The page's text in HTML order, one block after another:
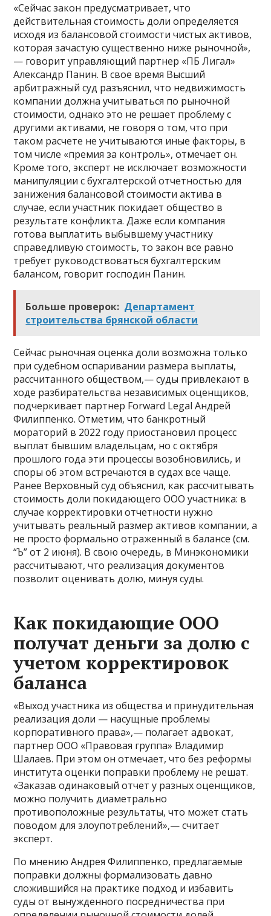
«Сейчас закон предусматривает, что
действительная стоимость доли определяется
исходя из балансовой стоимости чистых активов,
которая зачастую существенно ниже рыночной»,
— говорит управляющий партнер «ПБ Лигал»
Александр Панин. В свое время Высший
арбитражный суд разъяснил, что недвижимость
компании должна учитываться по рыночной
стоимости, однако это не решает проблему с
другими активами, не говоря о том, что при
таком расчете не учитываются иные факторы, в
том числе «премия за контроль», отмечает он.
Кроме того, эксперт не исключает возможности
манипуляции с бухгалтерской отчетностью для
занижения балансовой стоимости актива в
случае, если участник покидает общество в
результате конфликта. Даже если компания
готова выплатить выбывшему участнику
справедливую стоимость, то закон все равно
требует руководствоваться бухгалтерским
балансом, говорит господин Панин.
Больше проверок: Департамент
строительства брянской области
Сейчас рыночная оценка доли возможна только
при судебном оспаривании размера выплаты,
рассчитанного обществом,— суды привлекают в
ходе разбирательства независимых оценщиков,
подчеркивает партнер Forward Legal Андрей
Филиппенко. Отметим, что банкротный
мораторий в 2022 году приостановил процесс
выплат бывшим владельцам, но с октября
прошлого года эти процессы возобновились, и
споры об этом встречаются в судах все чаще.
Ранее Верховный суд объяснил, как рассчитывать
стоимость доли покидающего ООО участника: в
случае корректировки отчетности нужно
учитывать реальный размер активов компании, а
не просто формально отраженный в балансе (см.
“Ъ” от 2 июня). В свою очередь, в Минэкономики
рассчитывают, что реализация документов
позволит оценивать долю, минуя суды.
Как покидающие ООО
получат деньги за долю с
учетом корректировок
баланса
«Выход участника из общества и принудительная
реализация доли — насущные проблемы
корпоративного права»,— полагает адвокат,
партнер ООО «Правовая группа» Владимир
Шалаев. При этом он отмечает, что без реформы
института оценки поправки проблему не решат.
«Заказав одинаковый отчет у разных оценщиков,
можно получить диаметрально
противоположные результаты, что может стать
поводом для злоупотреблений»,— считает
эксперт.
По мнению Андрея Филиппенко, предлагаемые
поправки должны формализовать давно
сложившийся на практике подход и избавить
суды от вынужденного посредничества при